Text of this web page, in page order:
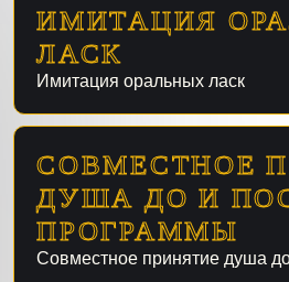
ИМИТАЦИЯ
ЛАСК
Имитация оральных ласк
СОВМЕСТНОЕ
ДУША ДО И
ПРОГРАММЫ
Совместное принятие душа